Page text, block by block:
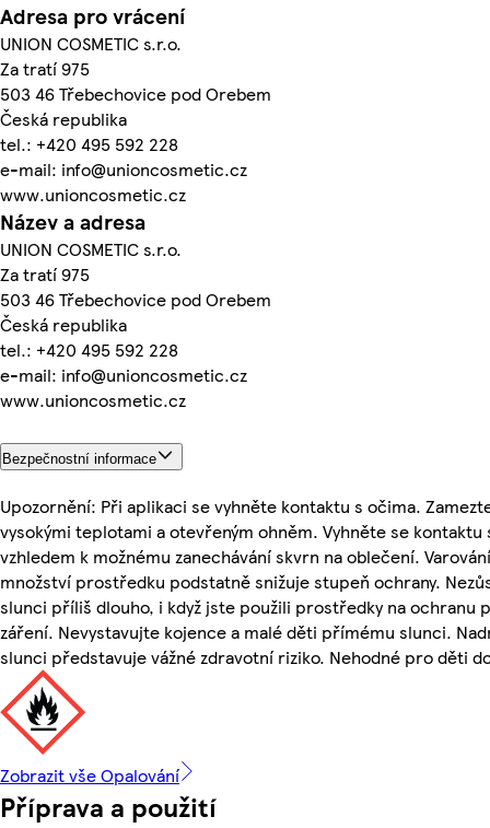
Adresa pro vrácení
UNION COSMETIC s.r.o.
Za tratí 975
503 46 Třebechovice pod Orebem
Česká republika
tel.: +420 495 592 228
e-mail: info@unioncosmetic.cz
www.unioncosmetic.cz
Název a adresa
UNION COSMETIC s.r.o.
Za tratí 975
503 46 Třebechovice pod Orebem
Česká republika
tel.: +420 495 592 228
e-mail: info@unioncosmetic.cz
www.unioncosmetic.cz
Bezpečnostní informace
Upozornění: Při aplikaci se vyhněte kontaktu s očima.
vysokými teplotami a otevřeným ohněm. Vyhněte se
vzhledem k možnému zanechávání skvrn na oblečení.
množství prostředku podstatně snižuje stupeň ochrany.
slunci příliš dlouho, i když jste použili prostředky na ochranu
záření. Nevystavujte kojence a malé děti přímému slunci.
slunci představuje vážné zdravotní riziko. Nehodné pro děti
Zobrazit vše Opalování
Příprava a použití